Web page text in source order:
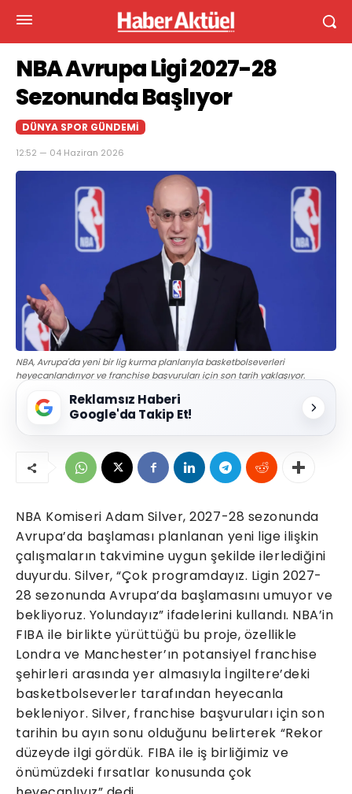
NBA Avrupa Ligi 2027-28
Sezonunda Başlıyor
DÜNYA SPOR GÜNDEMI
12:52 — 04 Haziran 2026
NBA, Avrupa'da yeni bir lig kurma planlarıyla basketbolseverleri
heyecanlandırıyor ve franchise başvuruları için son tarih yaklaşıyor.
Reklamsız Haberi
Google'da Takip Et!
NBA Komiseri Adam Silver, 2027-28 sezonunda
Avrupa’da başlaması planlanan yeni lige ilişkin
çalışmaların takvimine uygun şekilde ilerlediğini
duyurdu. Silver, “Çok programdayız. Ligin 2027-
28 sezonunda Avrupa’da başlamasını umuyor ve
bekliyoruz. Yolundayız” ifadelerini kullandı. NBA’in
FIBA ile birlikte yürüttüğü bu proje, özellikle
Londra ve Manchester’ın potansiyel franchise
şehirleri arasında yer almasıyla İngiltere’deki
basketbolseverler tarafından heyecanla
bekleniyor. Silver, franchise başvuruları için son
tarihin bu ayın sonu olduğunu belirterek “Rekor
düzeyde ilgi gördük. FIBA ile iş birliğimiz ve
önümüzdeki fırsatlar konusunda çok